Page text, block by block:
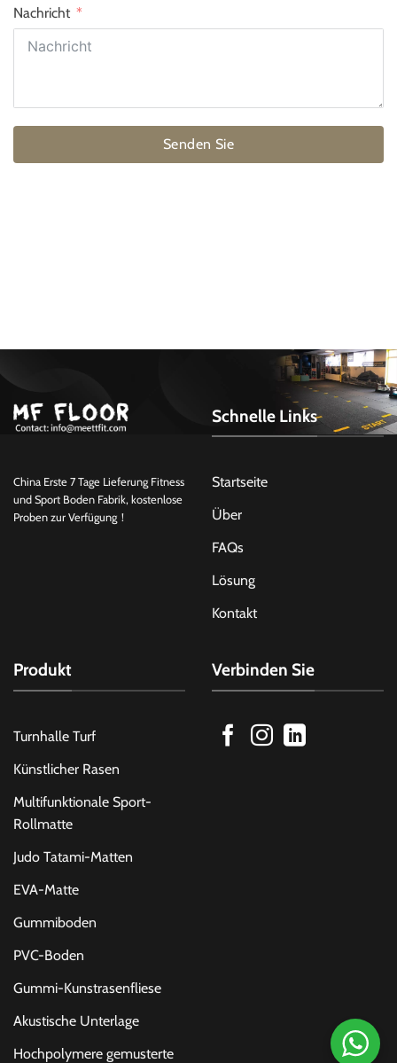
Nachricht
Senden Sie
China Erste 7 Tage Lieferung Fitness
und Sport Boden Fabrik, kostenlose
Proben zur Verfügung！
Schnelle Links
Startseite
Über
FAQs
Lösung
Kontakt
Produkt
Turnhalle Turf
Künstlicher Rasen
Multifunktionale Sport-
Rollmatte
Judo Tatami-Matten
EVA-Matte
Gummiboden
PVC-Boden
Gummi-Kunstrasenfliese
Akustische Unterlage
Hochpolymere gemusterte
Verbinden Sie